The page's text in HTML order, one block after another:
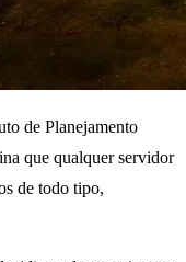
de Planejamento
que qualquer servidor
de todo tipo,